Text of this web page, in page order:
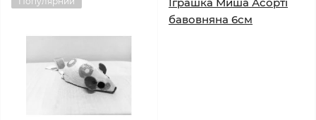
Іграшка Миша Асорті
бавовняна 6см